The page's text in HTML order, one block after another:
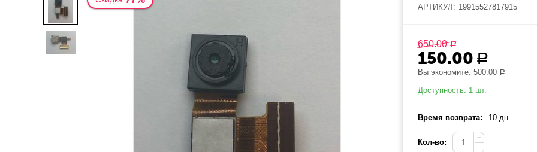
АРТИКУЛ: 19915527817915
650.00 Р
150.00 Р
Вы экономите:500.00 Р
Доступность: 1 шт.
Время возврата: 10 дн.
Кол-во:
+
−